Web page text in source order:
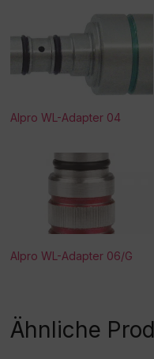
Alpro WL-Adapter 04
Alpro WL-Adapter 06/G
Ähnliche